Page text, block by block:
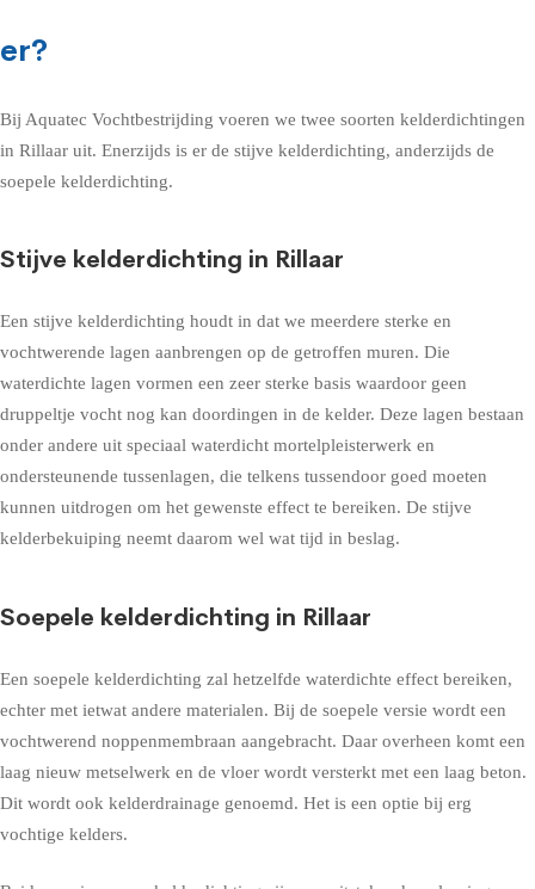
er?
Bij Aquatec Vochtbestrijding voeren we twee soorten kelderdichtingen
in Rillaar uit. Enerzijds is er de stijve kelderdichting, anderzijds de
soepele kelderdichting.
Stijve kelderdichting in Rillaar
Een stijve kelderdichting houdt in dat we meerdere sterke en
vochtwerende lagen aanbrengen op de getroffen muren. Die
waterdichte lagen vormen een zeer sterke basis waardoor geen
druppeltje vocht nog kan doordingen in de kelder. Deze lagen bestaan
onder andere uit speciaal waterdicht mortelpleisterwerk en
ondersteunende tussenlagen, die telkens tussendoor goed moeten
kunnen uitdrogen om het gewenste effect te bereiken. De stijve
kelderbekuiping neemt daarom wel wat tijd in beslag.
Soepele kelderdichting in Rillaar
Een soepele kelderdichting zal hetzelfde waterdichte effect bereiken,
echter met ietwat andere materialen. Bij de soepele versie wordt een
vochtwerend noppenmembraan aangebracht. Daar overheen komt een
laag nieuw metselwerk en de vloer wordt versterkt met een laag beton.
Dit wordt ook kelderdrainage genoemd. Het is een optie bij erg
vochtige kelders.